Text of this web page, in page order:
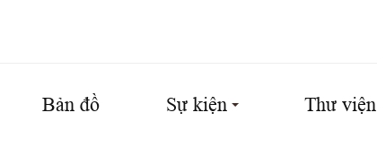
Bản đồ Sự kiện Thư viện